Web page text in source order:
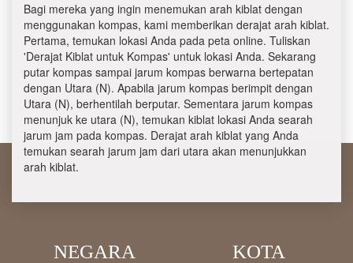
Bagi mereka yang ingin menemukan arah kiblat dengan
menggunakan kompas, kami memberikan derajat arah kiblat.
Pertama, temukan lokasi Anda pada peta online. Tuliskan
'Derajat Kiblat untuk Kompas' untuk lokasi Anda. Sekarang
putar kompas sampai jarum kompas berwarna bertepatan
dengan Utara (N). Apabila jarum kompas berimpit dengan
Utara (N), berhentilah berputar. Sementara jarum kompas
menunjuk ke utara (N), temukan kiblat lokasi Anda searah
jarum jam pada kompas. Derajat arah kiblat yang Anda
temukan searah jarum jam dari utara akan menunjukkan
arah kiblat.
NEGARA KOTA